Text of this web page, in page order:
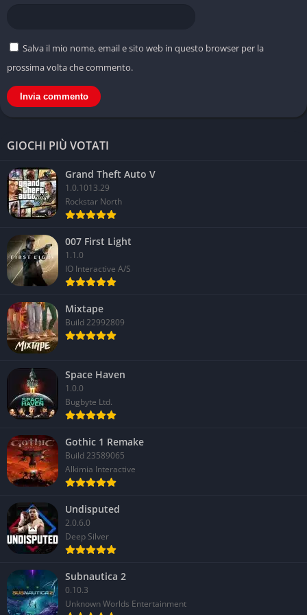
Salva il mio nome, email e sito web in questo browser per la
prossima volta che commento.
GIOCHI PIÙ VOTATI
Grand Theft Auto V
1.0.1013.29
Rockstar North
007 First Light
1.1.0
IO Interactive A/S
Mixtape
Build 22992809
Space Haven
1.0.0
Bugbyte Ltd.
Gothic 1 Remake
Build 23589065
Alkimia Interactive
Undisputed
2.0.6.0
Deep Silver
Subnautica 2
0.10.3
Unknown Worlds Entertainment